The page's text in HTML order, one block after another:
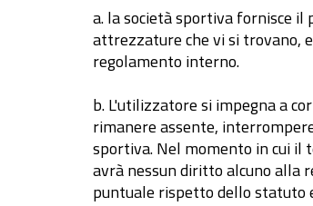
a. la società sportiva fornisce
attrezzature che vi si trovano,
regolamento interno.
b. L'utilizzatore si impegna a
rimanere assente,
sportiva. Nel momento in cui il
avrà nessun diritto alcuno alla
puntuale rispetto dello statuto